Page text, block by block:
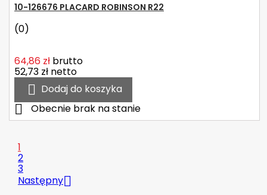
10-126676 PLACARD ROBINSON R22
(0)
64,86 zł brutto
52,73 zł netto
 Dodaj do koszyka
 Obecnie brak na stanie
1
2
3
Następny